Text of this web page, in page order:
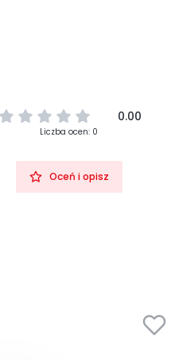
0.00
Liczba ocen: 0
Oceń i opisz